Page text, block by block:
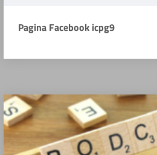
Pagina Facebook icpg9